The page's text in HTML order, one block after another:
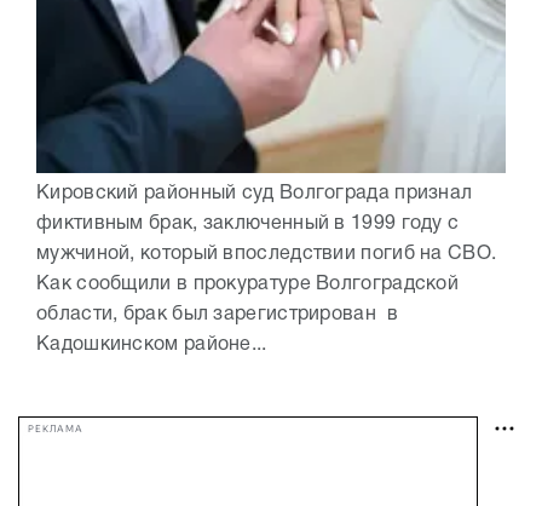
Кировский районный суд Волгограда признал
фиктивным брак, заключенный в 1999 году с
мужчиной, который впоследствии погиб на СВО.
Как сообщили в прокуратуре Волгоградской
области, брак был зарегистрирован в
Кадошкинском районе...
РЕКЛАМА